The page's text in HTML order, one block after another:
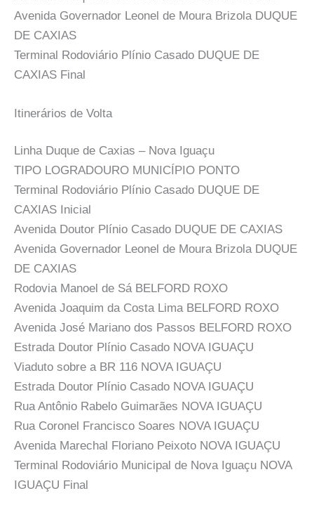
Avenida Governador Leonel de Moura Brizola DUQUE
DE CAXIAS
Terminal Rodoviário Plínio Casado DUQUE DE
CAXIAS Final
Itinerários de Volta
Linha Duque de Caxias – Nova Iguaçu
TIPO LOGRADOURO MUNICÍPIO PONTO
Terminal Rodoviário Plínio Casado DUQUE DE
CAXIAS Inicial
Avenida Doutor Plínio Casado DUQUE DE CAXIAS
Avenida Governador Leonel de Moura Brizola DUQUE
DE CAXIAS
Rodovia Manoel de Sá BELFORD ROXO
Avenida Joaquim da Costa Lima BELFORD ROXO
Avenida José Mariano dos Passos BELFORD ROXO
Estrada Doutor Plínio Casado NOVA IGUAÇU
Viaduto sobre a BR 116 NOVA IGUAÇU
Estrada Doutor Plínio Casado NOVA IGUAÇU
Rua Antônio Rabelo Guimarães NOVA IGUAÇU
Rua Coronel Francisco Soares NOVA IGUAÇU
Avenida Marechal Floriano Peixoto NOVA IGUAÇU
Terminal Rodoviário Municipal de Nova Iguaçu NOVA
IGUAÇU Final